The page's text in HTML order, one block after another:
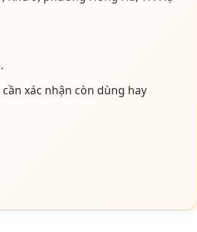
cần xác nhận còn dùng hay